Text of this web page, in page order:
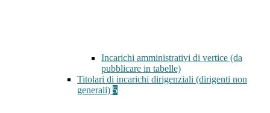
Incarichi amministrativi di vertice (da
pubblicare in tabelle)
Titolari di incarichi dirigenziali (dirigenti non
generali) 5